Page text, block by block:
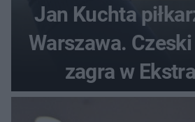
Jan Kuchta
Warszawa.
zagra w